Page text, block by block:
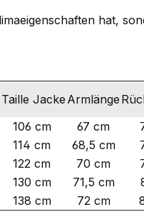
hat,
Taille Jacke Armlänge
106 cm 67 cm
114 cm 68,5 cm
122 cm 70 cm
130 cm 71,5 cm
138 cm 72 cm